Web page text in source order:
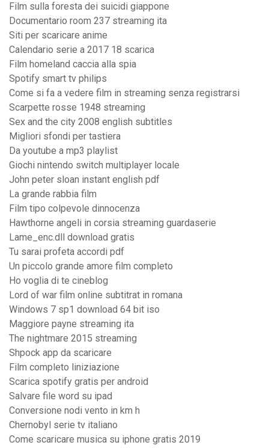
Film sulla foresta dei suicidi giappone
Documentario room 237 streaming ita
Siti per scaricare anime
Calendario serie a 2017 18 scarica
Film homeland caccia alla spia
Spotify smart tv philips
Come si fa a vedere film in streaming senza registrarsi
Scarpette rosse 1948 streaming
Sex and the city 2008 english subtitles
Migliori sfondi per tastiera
Da youtube a mp3 playlist
Giochi nintendo switch multiplayer locale
John peter sloan instant english pdf
La grande rabbia film
Film tipo colpevole dinnocenza
Hawthorne angeli in corsia streaming guardaserie
Lame_enc.dll download gratis
Tu sarai profeta accordi pdf
Un piccolo grande amore film completo
Ho voglia di te cineblog
Lord of war film online subtitrat in romana
Windows 7 sp1 download 64 bit iso
Maggiore payne streaming ita
The nightmare 2015 streaming
Shpock app da scaricare
Film completo liniziazione
Scarica spotify gratis per android
Salvare file word su ipad
Conversione nodi vento in km h
Chernobyl serie tv italiano
Come scaricare musica su iphone gratis 2019